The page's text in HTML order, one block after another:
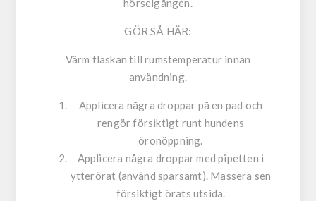
hörselgången.
GÖR SÅ HÄR:
Värm flaskan till rumstemperatur innan
användning.
Applicera några droppar på en pad och
rengör försiktigt runt hundens
öronöppning.
Applicera några droppar med pipetten i
ytterörat (använd sparsamt). Massera sen
försiktigt örats utsida.